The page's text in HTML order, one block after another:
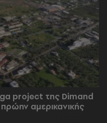
project της Dimand
αμερικανικής